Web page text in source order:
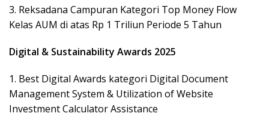
3. Reksadana Campuran Kategori Top Money Flow
Kelas AUM di atas Rp 1 Triliun Periode 5 Tahun
Digital & Sustainability Awards 2025
1. Best Digital Awards kategori Digital Document
Management System & Utilization of Website
Investment Calculator Assistance